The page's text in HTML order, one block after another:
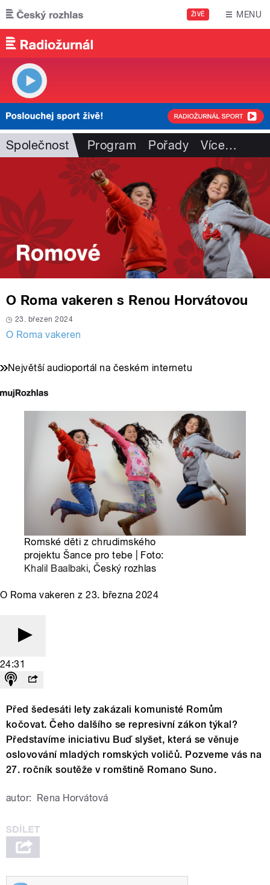
Přejít k hlavnímu obsahu
ŽIVĚ MENU
Společnost Program Pořady Více…
O Roma vakeren s Renou Horvátovou
23. březen 2024
O Roma vakeren
Největší audioportál na českém internetu
Romské děti z chrudimského
projektu Šance pro tebe | Foto:
Khalil Baalbaki, Český rozhlas
O Roma vakeren z 23. března 2024
24:31
Před šedesáti lety zakázali komunisté Romům
kočovat. Čeho dalšího se represivní zákon týkal?
Představíme iniciativu Buď slyšet, která se věnuje
oslovování mladých romských voličů. Pozveme vás na
27. ročník soutěže v romštině Romano Suno.
autor: Rena Horvátová